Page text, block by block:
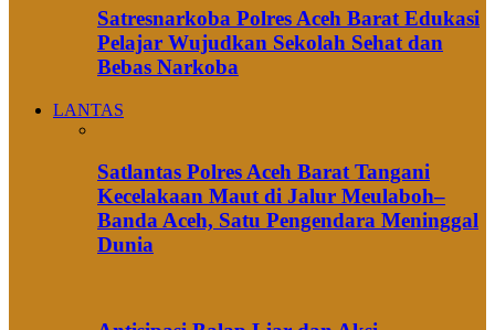
Satresnarkoba Polres Aceh Barat Edukasi
Pelajar Wujudkan Sekolah Sehat dan
Bebas Narkoba
LANTAS
Satlantas Polres Aceh Barat Tangani
Kecelakaan Maut di Jalur Meulaboh–
Banda Aceh, Satu Pengendara Meninggal
Dunia